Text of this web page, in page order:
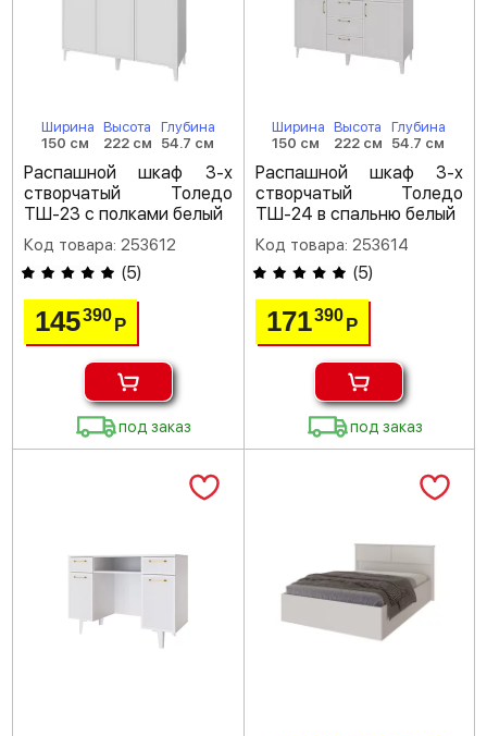
Ширина
150 см
Высота
222 см
Глубина
54.7 см
Распашной шкаф 3-х
створчатый Толедо
ТШ-23 с полками белый
Код товара: 253612
(5)
145390Р
под заказ
Ширина
150 см
Высота
222 см
Глубина
54.7 см
Распашной шкаф 3-х
створчатый Толедо
ТШ-24 в спальню белый
Код товара: 253614
(5)
171390 Р
под заказ